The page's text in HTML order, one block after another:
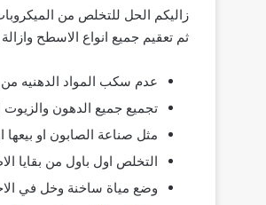
زاليكم الحل للتخلص من
ثم تعقيم جميع انواع الاسطح
عدم سكب المواد الدهنيه
تجميع جميع الدهون والزيوت
مثل صناعة الصابون او
التخلص اول باول من بقايا
وضع مياة ساخنة وخل في